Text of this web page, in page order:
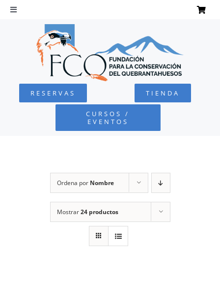
Saltar
Toggle
Navigation
QUEBRANTAHUESOS
FUNDACIÓN
RESERVAS TIENDA
CURSOS /
EVENTOS
Ordena por Nombre
Mostrar24 productos